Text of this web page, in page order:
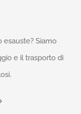
Siamo
e il trasporto di